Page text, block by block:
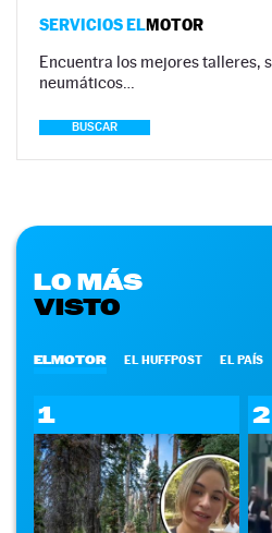
SERVICIOS ELMOTOR
Encuentra los mejores talleres,
neumáticos…
BUSCAR
LO MÁS
VISTO
ELMOTOR EL HUFFPOST EL PAÍS
1 2